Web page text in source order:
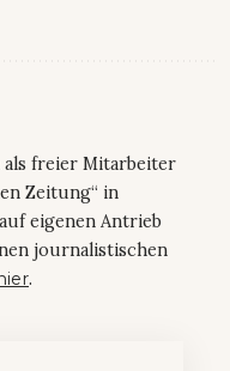
als freier Mitarbeiter
Zeitung“ in
eigenen Antrieb
journalistischen
.